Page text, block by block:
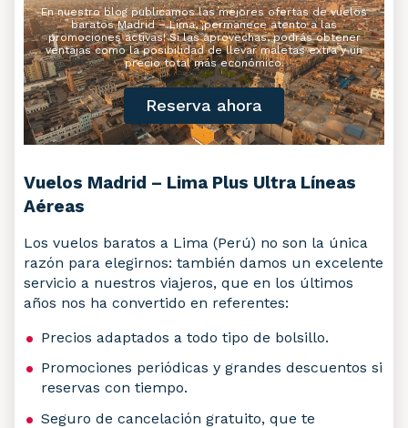
En nuestro blog publicamos las mejores ofertas de vuelos
baratos Madrid – Lima, ¡permanece atento a las
promociones activas! Si las aprovechas, podrás obtener
ventajas como la posibilidad de llevar maletas extra y un
precio total más económico.
Reserva ahora
Vuelos Madrid – Lima Plus Ultra Líneas
Aéreas
Los vuelos baratos a Lima (Perú) no son la única
razón para elegirnos: también damos un excelente
servicio a nuestros viajeros, que en los últimos
años nos ha convertido en referentes:
Precios adaptados a todo tipo de bolsillo.
Promociones periódicas y grandes descuentos si
reservas con tiempo.
Seguro de cancelación gratuito, que te